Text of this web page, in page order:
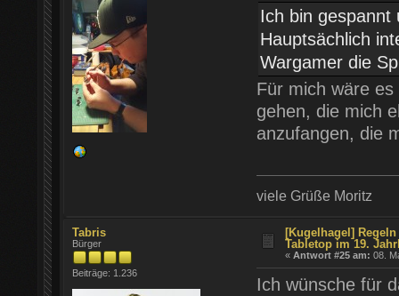
Ich bin gespannt
Hauptsächlich
Wargamer die
Für mich wäre
gehen, die mich
anzufangen, die
viele Grüße Moritz
Tabris
Bürger
Beiträge: 1.236
[Kugelhagel]
Tabletop im 19.
«Antwort #25 am: 08.
Ich wünsche für